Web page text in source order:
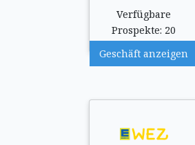
Verfügbare
Prospekte: 20
Geschäft anzeigen